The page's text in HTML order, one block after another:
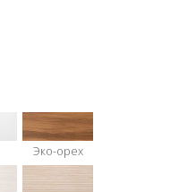
Эко-орех